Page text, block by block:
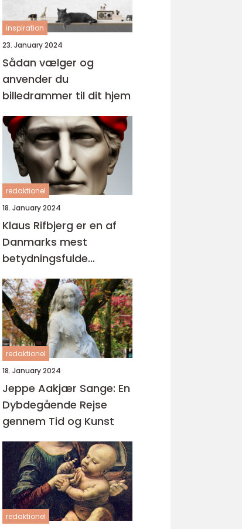
inspiration
23. January 2024
Sådan vælger og
anvender du
billedrammer til dit hjem
redaktionel
18. January 2024
Klaus Rifbjerg er en af
Danmarks mest
betydningsfulde
forfattere og digtere,
der har skabt en
imponerende samling af
bøger i sin karriere
redaktionel
18. January 2024
Jeppe Aakjær Sange: En
Dybdegående Rejse
gennem Tid og Kunst
redaktionel